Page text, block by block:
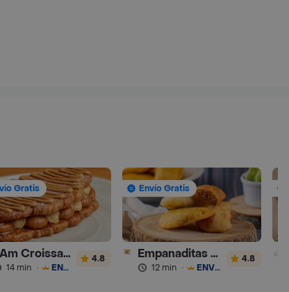
Gratis
4Am Croissanterie
14 min · ENVÍO GRATIS
4.8
Envío Gratis
Empanaditas de Pipian - Empanadas
12 min · ENVÍO GRATIS
4.8